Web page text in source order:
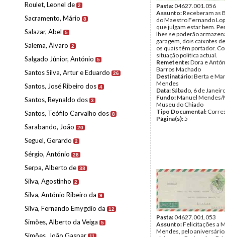
Roulet, Leonel de 2
Sacramento, Mário 8
Salazar, Abel 5
Salema, Álvaro 2
Salgado Júnior, António 5
Santos Silva, Artur e Eduardo 26
Santos, José Ribeiro dos 4
Santos, Reynaldo dos 3
Santos, Teófilo Carvalho dos 8
Sarabando, João 20
Seguel, Gerardo 2
Sérgio, António 28
Serpa, Alberto de 38
Silva, Agostinho 2
Silva, António Ribeiro da 9
Silva, Fernando Emygdio da 12
Simões, Alberto da Veiga 5
Pasta:04627.001.056
Assunto:Receberam as
do Maestro Fernando
que julgam estar bem.
lhes se poderão
garagem, dois caixotes
os quais têm portador.
situação politica actual.
Remetente:Dora e
Barros Machado
Destinatário:Berta e
Mendes
Data:Sábado, 6 de
Fundo:Manuel Mendes/
Museu do Chiado
Tipo Documental:
Página(s):5
Pasta:04627.001.053
Assunto:Felicitações a
Mendes, pelo